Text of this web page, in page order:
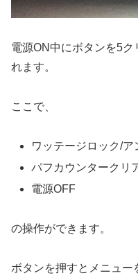
電源ON中にボタンを5ク
れます。
ここで、
ワッテージロック/ア
パフカウンタークリ
電源OFF
の操作ができます。
ボタンを押すとメニュー